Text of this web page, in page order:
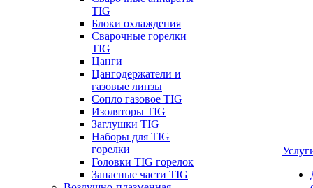
TIG
Блоки охлаждения
Сварочные горелки
TIG
Цанги
Цангодержатели и
газовые линзы
Сопло газовое TIG
Изоляторы TIG
Заглушки TIG
Наборы для TIG
горелки
Головки TIG горелок
Запасные части TIG